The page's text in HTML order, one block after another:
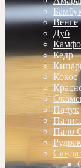
Венге
Дуб
Кедр
Кокос
Падук
Пало